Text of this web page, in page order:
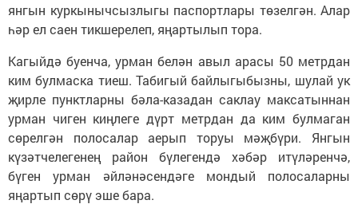
янгын куркынычсызлыгы паспортлары төзелгән. Алар
һәр ел саен тикшерелеп, яңартылып тора.
Кагыйдә буенча, урман белән авыл арасы 50 метрдан
ким булмаска тиеш. Табигый байлыгыбызны, шулай ук
җирле пунктларны бәла-казадан саклау максатыннан
урман чиген киңлеге дүрт метрдан да ким булмаган
сөрелгән полосалар аерып торуы мәҗбүри. Янгын
күзәтчелегенең район бүлегендә хәбәр итүләренчә,
бүген урман әйләнәсендәге мондый полосаларны
яңартып сөрү эше бара.